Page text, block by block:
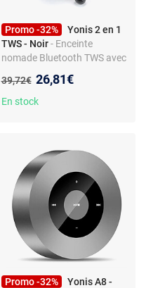
Promo -32%
Yonis 2 en 1
TWS - Noir - Enceinte
nomade Bluetooth TWS avec
360°, BT 5.3, 5 W
Ancien prix :
39,72€ Nouveau prix :
26,81€
En stock
Promo -32%
Yonis A8 -